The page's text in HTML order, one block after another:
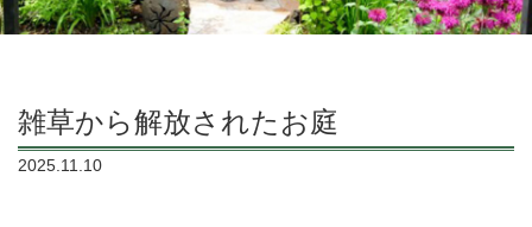
雑草から解放されたお庭
2025.11.10